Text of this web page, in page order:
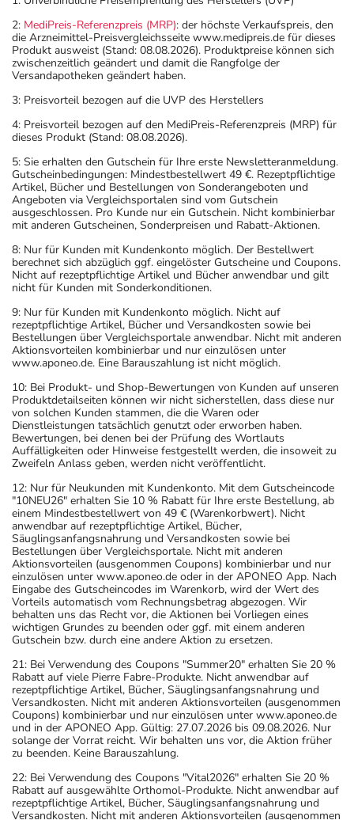
2: MediPreis-Referenzpreis (MRP): der höchste Verkaufspreis, den
die Arzneimittel-Preisvergleichsseite www.medipreis.de für dieses
Produkt ausweist (Stand: 08.08.2026). Produktpreise können sich
zwischenzeitlich geändert und damit die Rangfolge der
Versandapotheken geändert haben.
3: Preisvorteil bezogen auf die UVP des Herstellers
4: Preisvorteil bezogen auf den MediPreis-Referenzpreis (MRP) für
dieses Produkt (Stand: 08.08.2026).
5: Sie erhalten den Gutschein für Ihre erste Newsletteranmeldung.
Gutscheinbedingungen: Mindestbestellwert 49 €. Rezeptpflichtige
Artikel, Bücher und Bestellungen von Sonderangeboten und
Angeboten via Vergleichsportalen sind vom Gutschein
ausgeschlossen. Pro Kunde nur ein Gutschein. Nicht kombinierbar
mit anderen Gutscheinen, Sonderpreisen und Rabatt-Aktionen.
8: Nur für Kunden mit Kundenkonto möglich. Der Bestellwert
berechnet sich abzüglich ggf. eingelöster Gutscheine und Coupons.
Nicht auf rezeptpflichtige Artikel und Bücher anwendbar und gilt
nicht für Kunden mit Sonderkonditionen.
9: Nur für Kunden mit Kundenkonto möglich. Nicht auf
rezeptpflichtige Artikel, Bücher und Versandkosten sowie bei
Bestellungen über Vergleichsportale anwendbar. Nicht mit anderen
Aktionsvorteilen kombinierbar und nur einzulösen unter
www.aponeo.de. Eine Barauszahlung ist nicht möglich.
10: Bei Produkt- und Shop-Bewertungen von Kunden auf unseren
Produktdetailseiten können wir nicht sicherstellen, dass diese nur
von solchen Kunden stammen, die die Waren oder
Dienstleistungen tatsächlich genutzt oder erworben haben.
Bewertungen, bei denen bei der Prüfung des Wortlauts
Auffälligkeiten oder Hinweise festgestellt werden, die insoweit zu
Zweifeln Anlass geben, werden nicht veröffentlicht.
12: Nur für Neukunden mit Kundenkonto. Mit dem Gutscheincode
"10NEU26" erhalten Sie 10 % Rabatt für Ihre erste Bestellung, ab
einem Mindestbestellwert von 49 € (Warenkorbwert). Nicht
anwendbar auf rezeptpflichtige Artikel, Bücher,
Säuglingsanfangsnahrung und Versandkosten sowie bei
Bestellungen über Vergleichsportale. Nicht mit anderen
Aktionsvorteilen (ausgenommen Coupons) kombinierbar und nur
einzulösen unter www.aponeo.de oder in der APONEO App. Nach
Eingabe des Gutscheincodes im Warenkorb, wird der Wert des
Vorteils automatisch vom Rechnungsbetrag abgezogen. Wir
behalten uns das Recht vor, die Aktionen bei Vorliegen eines
wichtigen Grundes zu beenden oder ggf. mit einem anderen
Gutschein bzw. durch eine andere Aktion zu ersetzen.
21: Bei Verwendung des Coupons "Summer20" erhalten Sie 20 %
Rabatt auf viele Pierre Fabre-Produkte. Nicht anwendbar auf
rezeptpflichtige Artikel, Bücher, Säuglingsanfangsnahrung und
Versandkosten. Nicht mit anderen Aktionsvorteilen (ausgenommen
Coupons) kombinierbar und nur einzulösen unter www.aponeo.de
und in der APONEO App. Gültig: 27.07.2026 bis 09.08.2026. Nur
solange der Vorrat reicht. Wir behalten uns vor, die Aktion früher
zu beenden. Keine Barauszahlung.
22: Bei Verwendung des Coupons "Vital2026" erhalten Sie 20 %
Rabatt auf ausgewählte Orthomol-Produkte. Nicht anwendbar auf
rezeptpflichtige Artikel, Bücher, Säuglingsanfangsnahrung und
Versandkosten. Nicht mit anderen Aktionsvorteilen (ausgenommen